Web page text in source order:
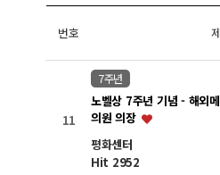
번호
11
7주년
노벨상 7주년 기념 - 해외
의원 의장
평화센터
Hit 2952